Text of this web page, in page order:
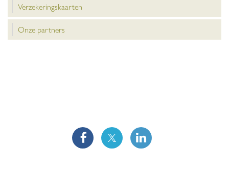
Verzekeringskaarten
Onze partners